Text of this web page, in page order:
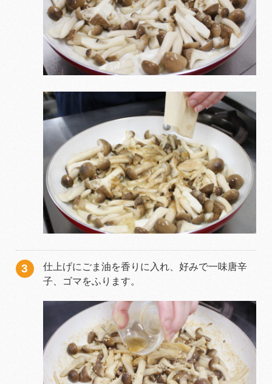
仕上げにごま油を香りに入れ、好みで一味唐辛
子、ゴマをふります。